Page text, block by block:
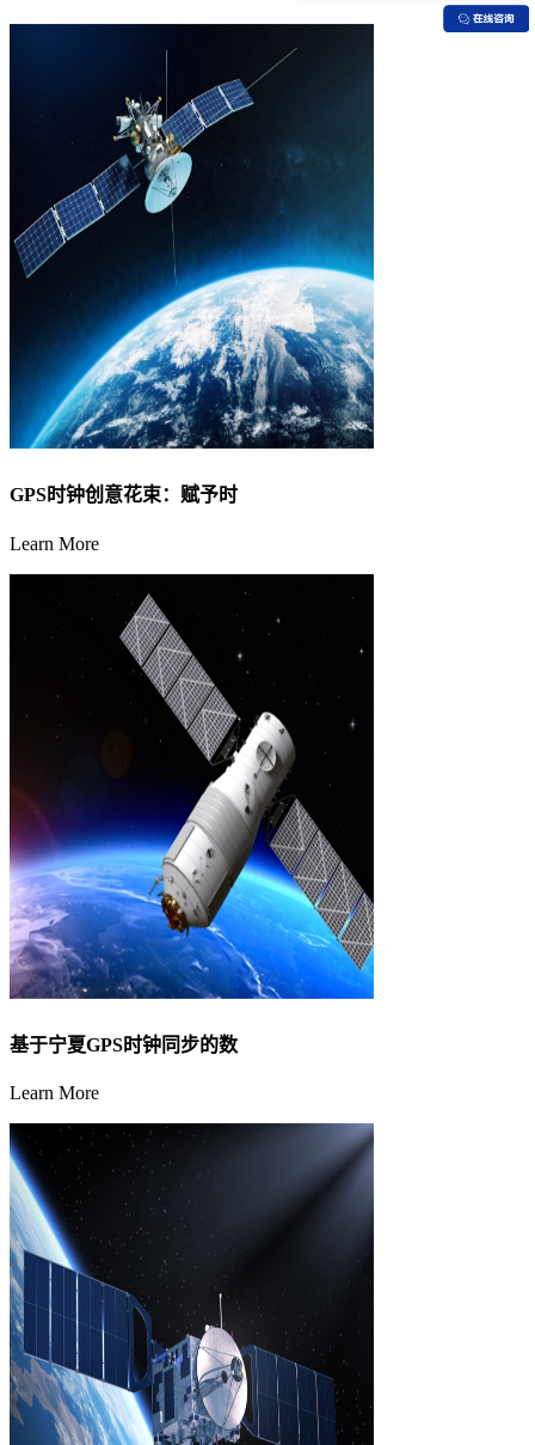
GPS时钟创意花束：赋予时
Learn More
基于宁夏GPS时钟同步的数
Learn More